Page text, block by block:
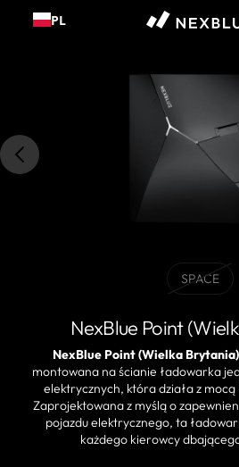
do
PL
Otwórz
polecane
SPACE
BLACK
lub
NexBlue Point
NexBlue Point (Wielka
montowana na ścianie ładowarka
elektrycznych, która działa z mocą
Zaprojektowana z myślą o
pojazdu elektrycznego, ta
każdego kierowcy